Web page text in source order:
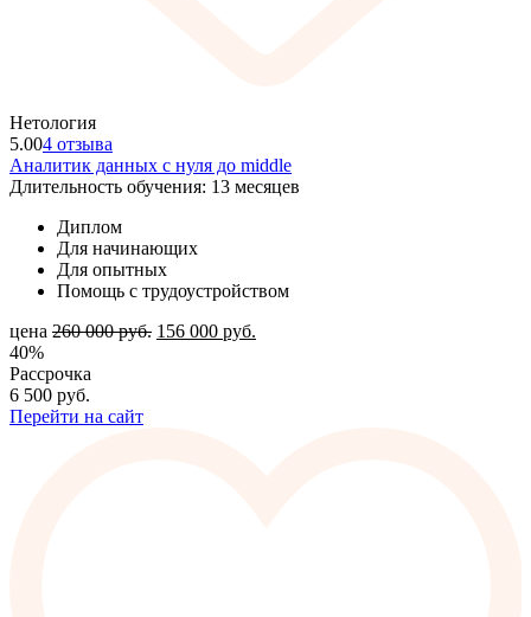
Нетология
5.004 отзыва
Аналитик данных с нуля до middle
Длительность обучения: 13 месяцев
Диплом
Для начинающих
Для опытных
Помощь с трудоустройством
цена 260 000руб. 156 000 руб.
40%
Рассрочка
6 500 руб.
Перейти на сайт